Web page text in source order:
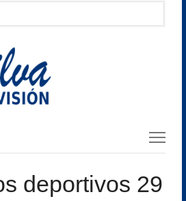
deportivos 29